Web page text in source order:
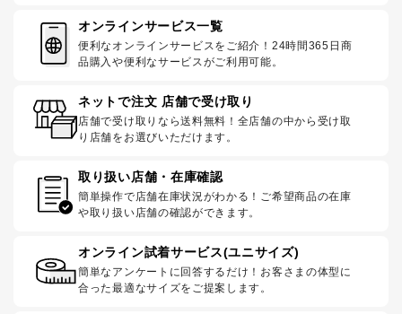
オンラインサービス一覧
便利なオンラインサービスをご紹介！24時間365日商
品購入や便利なサービスがご利用可能。
ネットで注文 店舗で受け取り
店舗で受け取りなら送料無料！全店舗の中から受け取
り店舗をお選びいただけます。
取り扱い店舗・在庫確認
簡単操作で店舗在庫状況がわかる！ご希望商品の在庫
や取り扱い店舗の確認ができます。
オンライン試着サービス(ユニサイズ)
簡単なアンケートに回答するだけ！お客さまの体型に
合った最適なサイズをご提案します。